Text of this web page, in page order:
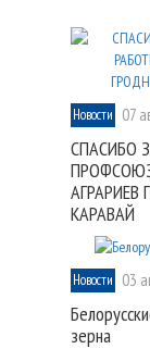
Новости 07
СПАСИБО
КАРАВАЙ
Новости 03
зерна